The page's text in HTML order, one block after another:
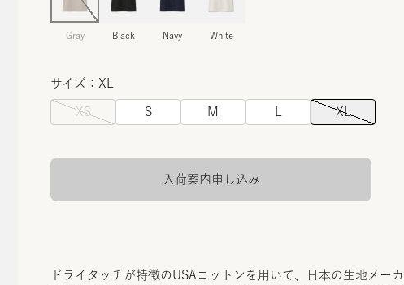
Gray Black Navy White
サイズ：XL
XS S M XL
入荷案内申し込み
ドライタッチが特徴のUSAコットンを用いて、日本の生地メー